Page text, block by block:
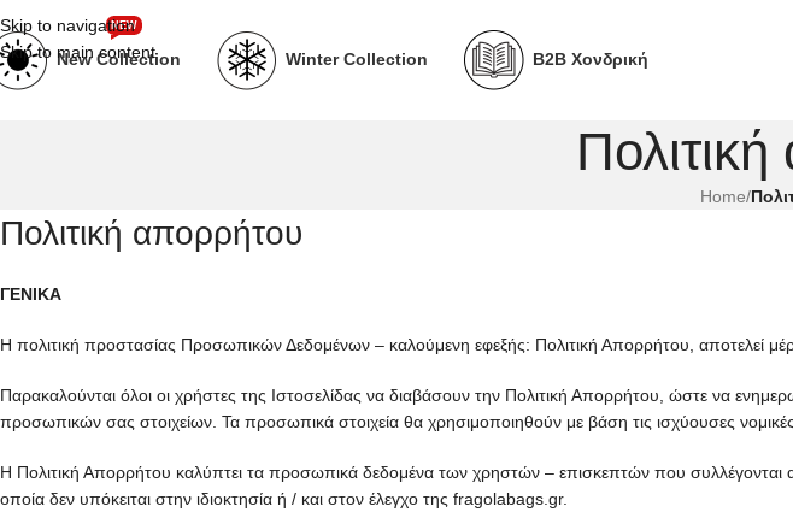
Skip to navigation
Skip to main content
New Collection
NEW
Winter Collection B2B Χονδρική
Home/
Πολιτική απορρήτου
ΓΕΝΙΚΑ
Η πολιτική προστασίας Προσωπικών Δεδομένων – καλούμενη εφεξής: Πολιτική Απορρήτου, αποτελεί
Παρακαλούνται όλοι οι χρήστες της Ιστοσελίδας να διαβάσουν την Πολιτική Απορρήτου, ώστε να
προσωπικών σας στοιχείων. Τα προσωπικά στοιχεία θα χρησιμοποιηθούν με βάση τις ισχύουσες νομικές
Η Πολιτική Απορρήτου καλύπτει τα προσωπικά δεδομένα των χρηστών – επισκεπτών που
οποία δεν υπόκειται στην ιδιοκτησία ή / και στον έλεγχο της fragolabags.gr.